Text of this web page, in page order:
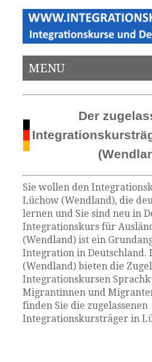
MENU
Der
Sie wollen den
Lüchow (Wendland), die
lernen und Sie sind neu in
Integrationskurs für
(Wendland) ist ein
Integration in Deutschland.
(Wendland) bieten die
Integrationskursen
Migrantinnen und
finden Sie die zugelassenen
Integrationskursträger in